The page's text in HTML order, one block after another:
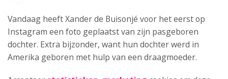
Vandaag heeft Xander de Buisonjé voor het eerst op
Instagram een foto geplaatst van zijn pasgeboren
dochter. Extra bijzonder, want hun dochter werd in
Amerika geboren met hulp van een draagmoeder.